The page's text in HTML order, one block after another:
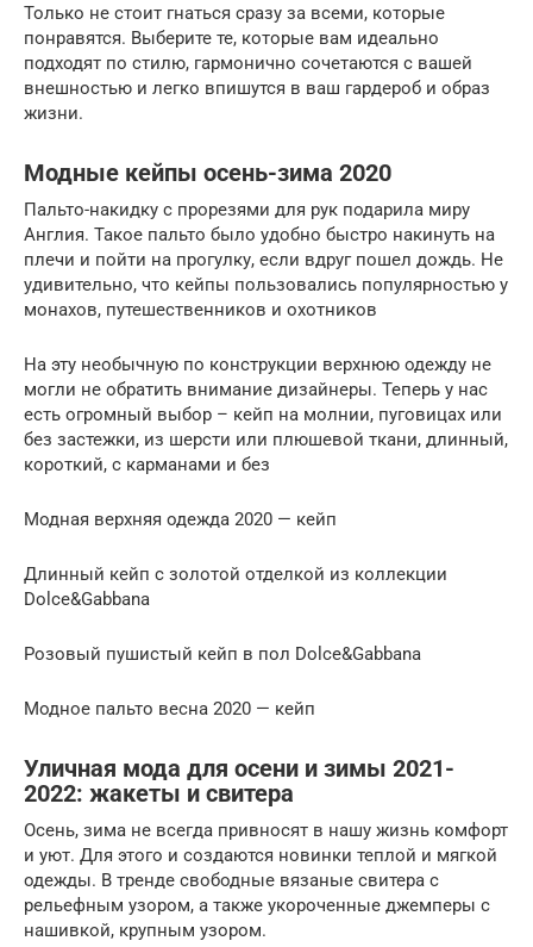
Только не стоит гнаться сразу за всеми, которые
понравятся. Выберите те, которые вам идеально
подходят по стилю, гармонично сочетаются с вашей
внешностью и легко впишутся в ваш гардероб и образ
жизни.
Модные кейпы осень-зима 2020
Пальто-накидку с прорезями для рук подарила миру
Англия. Такое пальто было удобно быстро накинуть на
плечи и пойти на прогулку, если вдруг пошел дождь. Не
удивительно, что кейпы пользовались популярностью у
монахов, путешественников и охотников
На эту необычную по конструкции верхнюю одежду не
могли не обратить внимание дизайнеры. Теперь у нас
есть огромный выбор – кейп на молнии, пуговицах или
без застежки, из шерсти или плюшевой ткани, длинный,
короткий, с карманами и без
Модная верхняя одежда 2020 — кейп
Длинный кейп с золотой отделкой из коллекции
Dolce&Gabbana
Розовый пушистый кейп в пол Dolce&Gabbana
Модное пальто весна 2020 — кейп
Уличная мода для осени и зимы 2021-
2022: жакеты и свитера
Осень, зима не всегда привносят в нашу жизнь комфорт
и уют. Для этого и создаются новинки теплой и мягкой
одежды. В тренде свободные вязаные свитера с
рельефным узором, а также укороченные джемперы с
нашивкой, крупным узором.